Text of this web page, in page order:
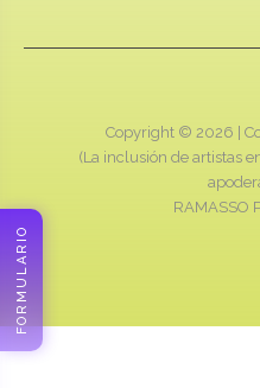
Copyright © 2026 |
(La inclusión de artistas
RAMASSO
FORMULARIO